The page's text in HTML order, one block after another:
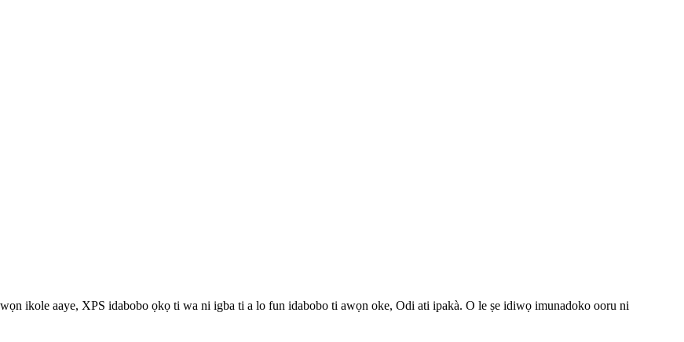
ikole aaye, XPS idabobo ọkọ ti wa ni igba ti a lo fun idabobo ti awọn oke, Odi ati ipakà. O le ṣe idiwọ imunadoko ooru ni